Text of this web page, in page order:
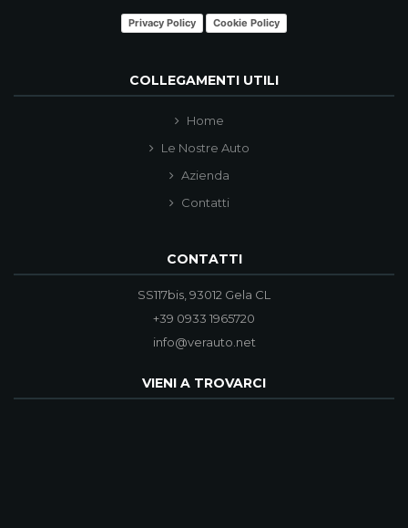
Privacy Policy Cookie Policy
COLLEGAMENTI UTILI
Home
Le Nostre Auto
Azienda
Contatti
CONTATTI
SS117bis, 93012 Gela CL
+39 0933 1965720
info@verauto.net
VIENI A TROVARCI